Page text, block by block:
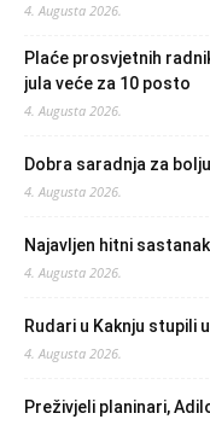
4. Augusta 2026.
Plaće prosvjetnih
jula veće za 10 posto
4. Augusta 2026.
Dobra saradnja za
4. Augusta 2026.
Najavljen hitni
4. Augusta 2026.
Rudari u Kaknju stupili
4. Augusta 2026.
Preživjeli planinari,